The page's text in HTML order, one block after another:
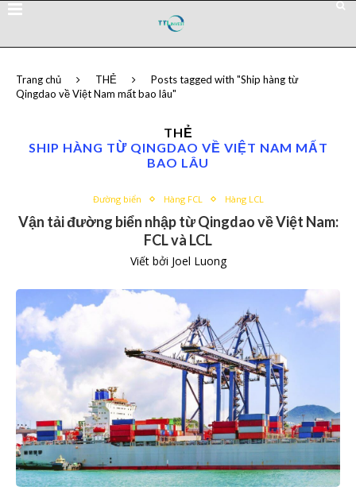
Trang chủ THẺ
Posts tagged with "Ship hàng từ
Qingdao về Việt Nam mất bao lâu"
THẺ
SHIP HÀNG TỪ QINGDAO VỀ VIỆT NAM MẤT
BAO LÂU
Đường biển Hàng FCL Hàng LCL
Vận tải đường biển nhập từ Qingdao về Việt Nam:
FCL và LCL
Viết bởi Joel Luong